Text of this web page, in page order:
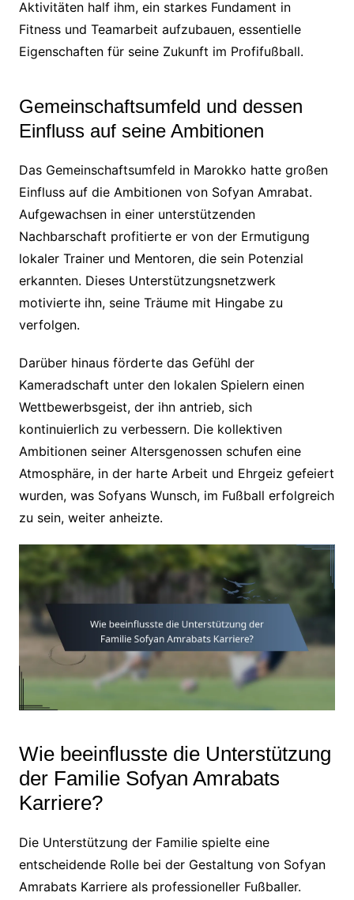
Aktivitäten half ihm, ein starkes Fundament in
Fitness und Teamarbeit aufzubauen, essentielle
Eigenschaften für seine Zukunft im Profifußball.
Gemeinschaftsumfeld und dessen
Einfluss auf seine Ambitionen
Das Gemeinschaftsumfeld in Marokko hatte großen
Einfluss auf die Ambitionen von Sofyan Amrabat.
Aufgewachsen in einer unterstützenden
Nachbarschaft profitierte er von der Ermutigung
lokaler Trainer und Mentoren, die sein Potenzial
erkannten. Dieses Unterstützungsnetzwerk
motivierte ihn, seine Träume mit Hingabe zu
verfolgen.
Darüber hinaus förderte das Gefühl der
Kameradschaft unter den lokalen Spielern einen
Wettbewerbsgeist, der ihn antrieb, sich
kontinuierlich zu verbessern. Die kollektiven
Ambitionen seiner Altersgenossen schufen eine
Atmosphäre, in der harte Arbeit und Ehrgeiz gefeiert
wurden, was Sofyans Wunsch, im Fußball erfolgreich
zu sein, weiter anheizte.
Wie beeinflusste die Unterstützung
der Familie Sofyan Amrabats
Karriere?
Die Unterstützung der Familie spielte eine
entscheidende Rolle bei der Gestaltung von Sofyan
Amrabats Karriere als professioneller Fußballer.